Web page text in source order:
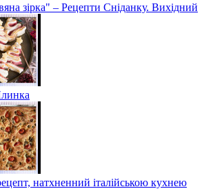
зірка" – Рецепти Сніданку. Вихідний
натхненний італійською кухнею